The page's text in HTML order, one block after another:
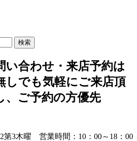
い合わせ・ 来店予約は
しでも気軽にご来店頂
、ご予約の方優先
2第3木曜 営業時間：10：00～18：00